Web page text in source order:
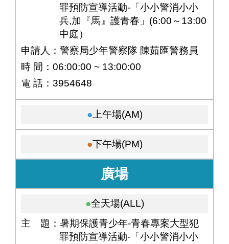
罪預防宣導活動-「小小警消小小
兵,加『馬』護青春」(6:00～13:00
中庭）
申請人：警察局少年警察隊 陳茹匯警務員
時 間：06:00:00 ~ 13:00:00
電 話：3954648
上午場(AM)
下午場(PM)
廣場
全天場(ALL)
主 題：暑期保護青少年-青春專案大型犯
罪預防宣導活動-「小小警消小小